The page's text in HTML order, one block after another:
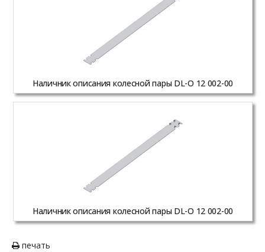
Наличник описания колесной пары DL-O 12 002-00
Наличник описания колесной пары DL-O 12 002-00
печать